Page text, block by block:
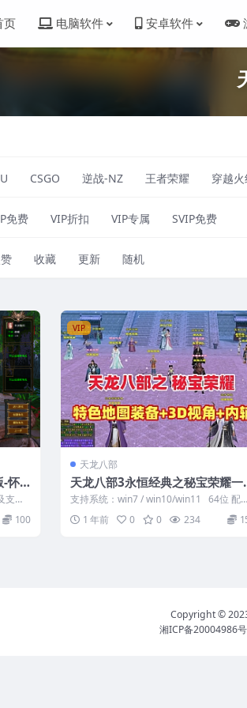
页 电脑软件 安卓软件
CSGO 逆战-NZ 王者荣耀 穿越
免费 VIP折扣 VIP专属 SVIP免费
收藏 更新 随机
-怀
支
100
VIP
天龙八部
天龙八部3永恒经典之秘宝荣耀一
端+3D旋转视角+带内辅,带GM工具
支持系统：win7 / win10/win11 64位 配置
1 年前 0 0 234
Copyright ©
湘ICP备20004986